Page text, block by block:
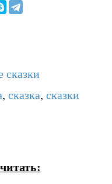
сказки
, сказка, сказки